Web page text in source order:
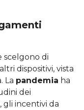
scelgono di
dispositivi, vista
La pandemia ha
dei
gli incentivi da